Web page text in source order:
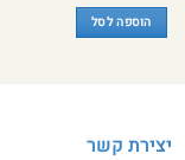
הוספה לסל
יצירת קשר